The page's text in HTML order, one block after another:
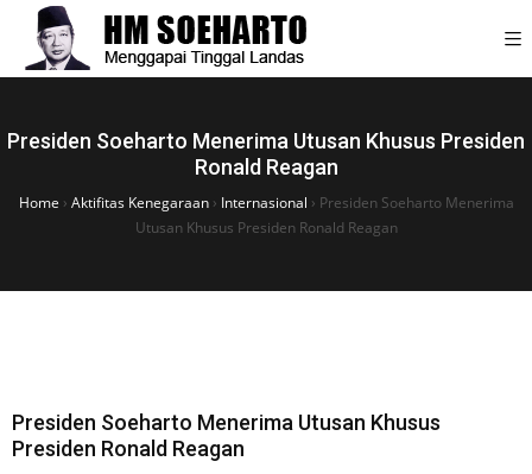
Presiden Soeharto Menerima Utusan Khusus Presiden
Ronald Reagan
Home › Aktifitas Kenegaraan› Internasional › Presiden Soeharto Menerima
Utusan Khusus Presiden Ronald Reagan
Presiden Soeharto Menerima Utusan Khusus
Presiden Ronald Reagan